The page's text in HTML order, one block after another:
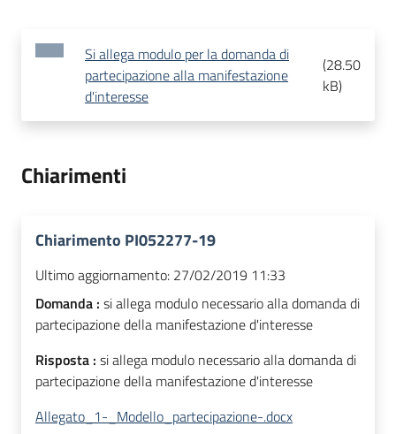
Si allega modulo per la domanda di
partecipazione alla manifestazione
d'interesse
(28.50
kB)
Chiarimenti
Chiarimento PI052277-19
Ultimo aggiornamento: 27/02/2019 11:33
Domanda : si allega modulo necessario alla domanda di
partecipazione della manifestazione d'interesse
Risposta : si allega modulo necessario alla domanda di
partecipazione della manifestazione d'interesse
Allegato_1-_Modello_partecipazione-.docx